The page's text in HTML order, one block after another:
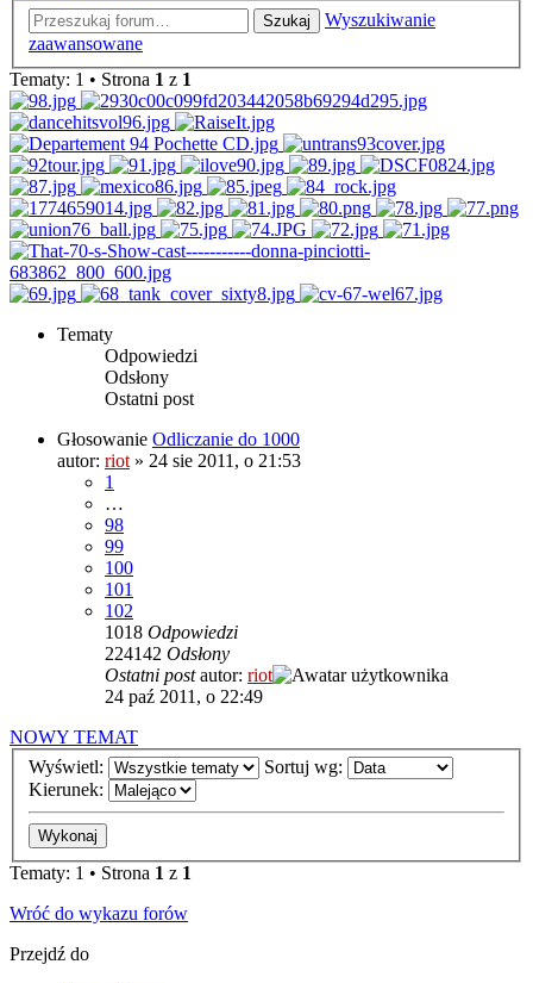
Szukaj
Wyszukiwanie
zaawansowane
Tematy: 1 • Strona 1 z 1
Tematy
Odpowiedzi
Odsłony
Ostatni post
Głosowanie Odliczanie do 1000
autor: riot » 24 sie 2011, o 21:53
1
…
98
99
100
101
102
1018 Odpowiedzi
224142 Odsłony
Ostatni postautor: riot
24 paź 2011, o 22:49
NOWY TEMAT
Wyświetl:
Sortuj wg:
Kierunek:
Tematy: 1 • Strona 1 z 1
Wróć do wykazu forów
Przejdź do